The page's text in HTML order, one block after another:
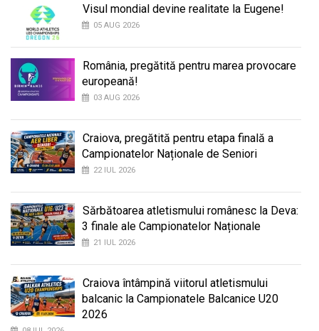
Visul mondial devine realitate la Eugene!
05 AUG 2026
România, pregătită pentru marea provocare
europeană!
03 AUG 2026
Craiova, pregătită pentru etapa finală a
Campionatelor Naționale de Seniori
22 IUL 2026
Sărbătoarea atletismului românesc la Deva:
3 finale ale Campionatelor Naționale
21 IUL 2026
Craiova întâmpină viitorul atletismului
balcanic la Campionatele Balcanice U20
2026